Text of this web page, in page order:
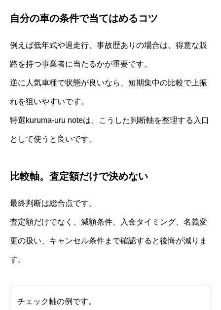
自分の車の条件で当てはめるコツ
例えば低年式や過走行、事故歴ありの場合は、得意な販
路を持つ事業者に当たるかが重要です。
逆に人気車種で状態が良いなら、短期集中の比較で上振
れを狙いやすいです。
特選kuruma-uru noteは、こうした判断軸を整理する入口
として使うと良いです。
比較軸。査定額だけで決めない
最終判断は総合点です。
査定額だけでなく、減額条件、入金タイミング、名義変
更の扱い、キャンセル条件まで確認すると後悔が減りま
す。
チェック軸の例です。